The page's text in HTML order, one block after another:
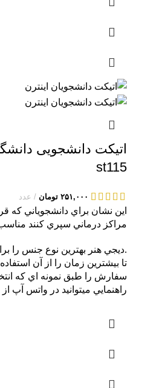
اتیکت دانشجویی
st115
۲۵۱,۰۰۰ تومان عدد
اين نشان براي دانشجوياني که
مراکز درماني سپري کنند
.ديجي هنر بهترين نوع جنس را
تا بيشترين زمان را از آن
سفارش را طبق نمونه اي که
راهنمايي ميتوانيد در واتس آپ